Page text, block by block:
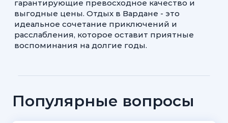
гарантирующие превосходное качество и
выгодные цены. Отдых в Вардане - это
идеальное сочетание приключений и
расслабления, которое оставит приятные
воспоминания на долгие годы.
Популярные вопросы